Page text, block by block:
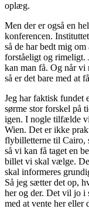
oplæg.
Men der er også en
konferencen.
så de har bedt mig
forståeligt og rimeligt.
kan man få. Og når vi
så er det bare med at
Jeg har faktisk fundet
sørme stor forskel på
igen. I nogle tilfælde
Wien. Det er ikke
flybilletterne til Cairo,
så vi kan få taget en
billet vi skal vælge.
skal informeres
Så jeg sætter det op,
her og der. Det vil jo i
med at vente her eller